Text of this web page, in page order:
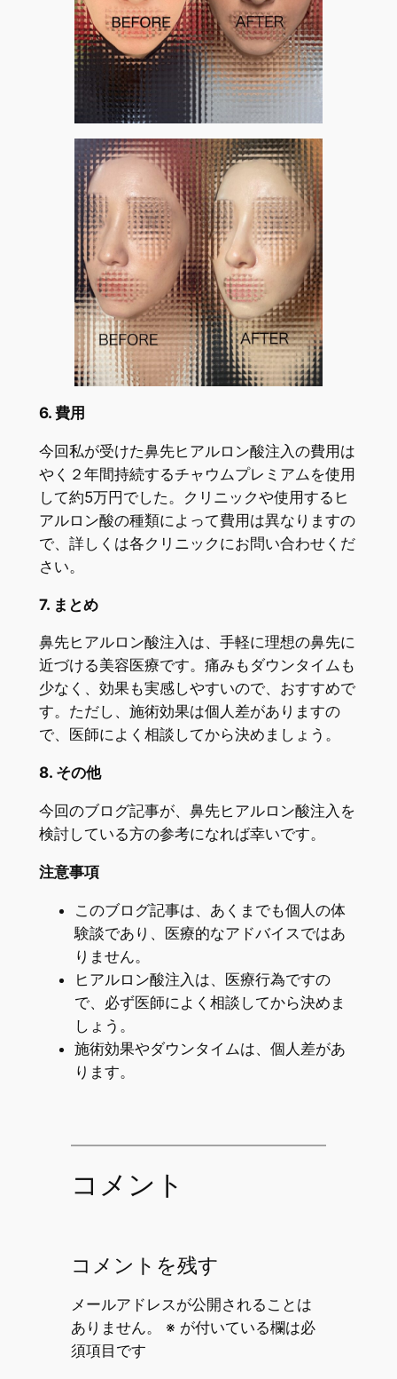
6. 費用
今回私が受けた鼻先ヒアルロン酸注入の費用は
やく２年間持続するチャウムプレミアムを使用
して約5万円でした。クリニックや使用するヒ
アルロン酸の種類によって費用は異なりますの
で、詳しくは各クリニックにお問い合わせくだ
さい。
7. まとめ
鼻先ヒアルロン酸注入は、手軽に理想の鼻先に
近づける美容医療です。痛みもダウンタイムも
少なく、効果も実感しやすいので、おすすめで
す。ただし、施術効果は個人差がありますの
で、医師によく相談してから決めましょう。
8. その他
今回のブログ記事が、鼻先ヒアルロン酸注入を
検討している方の参考になれば幸いです。
注意事項
このブログ記事は、あくまでも個人の体
験談であり、医療的なアドバイスではあ
りません。
ヒアルロン酸注入は、医療行為ですの
で、必ず医師によく相談してから決めま
しょう。
施術効果やダウンタイムは、個人差があ
ります。
コメント
コメントを残す
メールアドレスが公開されることは
ありません。
※ が付いている欄は必
須項目です